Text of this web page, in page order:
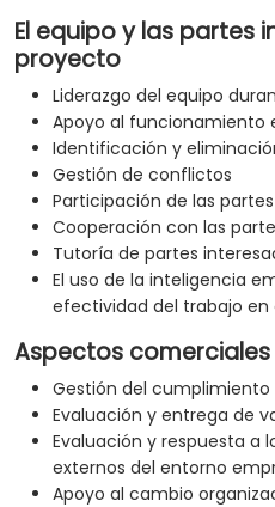
El equipo y las partes
proyecto
Liderazgo del equipo
Apoyo al funcionamiento
Identificación y
Gestión de conflictos
Participación de las
Cooperación con las
Tutoría de partes
El uso de la inteligencia
efectividad del trabajo en
Aspectos
Gestión del
Evaluación y entrega de
Evaluación y respuesta a
externos del entorno
Apoyo al cambio